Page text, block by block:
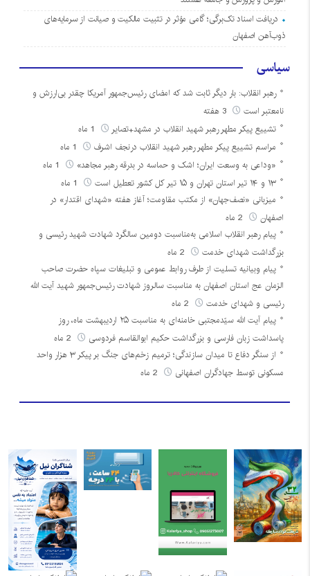
دریافت اسناد تک‌برگی؛ گامی مؤثر در تثبیت مالکیت و صیانت از سرمایه‌های
ذوب‌آهن اصفهان
سیاسی
رهبر انقلاب: بار دیگر ثابت شد که امضای رئیس‌جمهور آمریکا چقدر بی‌ارزش و
نامعتبر است
3 هفته
تشییع پیکر مطهر رهبر شهید انقلاب در مشهد+تصایر
مراسم تشییع پیکر مطهر رهبر شهید انقلاب درنجف اشرف
«وداعی به وسعت ایران؛ اشک و حماسه در بدرقه رهبر مجاهد»
۱۳ و ۱۴ تیر استان تهران و ۱۵ تیر کل کشور تعطیل است
میزبانی «نصف‌جهان» از مکتب مقاومت؛ آغاز هفته «شهدای اقتدار» در
اصفهان
پیام رهبر انقلاب اسلامی به‌مناسبت دومین سالگرد شهادت شهید رئیسی و
بزرگداشت شهدای خدمت
پیام وبیانیه تسلیت از طرف روابط عمومی و تبلیغات سپاه حضرت صاحب
الزمان عج استان اصفهان به مناسبت سالروز شهادت رئیس‌جمهور شهید آیت الله
رئیسی و شهدای خدمت
پیام آیت الله سیّدمجتبی خامنه‌ای به مناسبت ۲۵ اردیبهشت ماه، روز
پاسداشت زبان فارسی و بزرگداشت حکیم ابوالقاسم فردوسی
از سنگر دفاع تا میدان سازندگی؛ ترمیم زخم‌های جنگ بر پیکر ۳ هزار واحد
مسکونی توسط جهادگران اصفهانی